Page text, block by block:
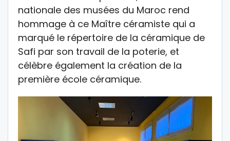
nationale des musées du Maroc rend
hommage à ce Maître céramiste qui a
marqué le répertoire de la céramique de
Safi par son travail de la poterie, et
célèbre également la création de la
première école céramique.